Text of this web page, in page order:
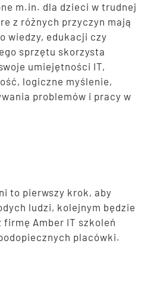
m.in. dla dzieci w trudnej
z różnych przyczyn mają
wiedzy, edukacji czy
sprzętu skorzysta
umiejętności IT,
logiczne myślenie,
problemów i pracy w
to pierwszy krok, aby
ludzi, kolejnym będzie
Amber IT szkoleń
placówki.